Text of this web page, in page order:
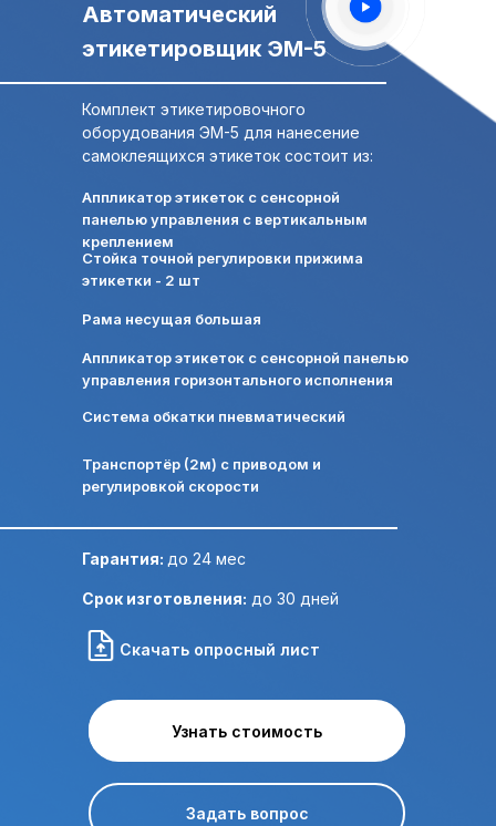
этикетировочного оборудования
zakaz@praktikm.ru
+7 (495) 677-97-37
Скачать опросный лист
Комплект этикетировочного
оборудования ЭМ-5 для нанесение
самоклеящихся этикеток состоит из:
Срок изготовления: до 30 дней
Аппликатор этикеток с сенсорной
панелью управления с вертикальным
креплением
Стойка точной регулировки прижима
этикетки - 2 шт
Рама несущая большая
Автоматический
этикетировщик ЭМ-5
Гарантия: до 24 мес
Задать вопрос
Узнать стоимость
Узнать стоимость
Аппликатор этикеток с сенсорной панелью
управления горизонтального исполнения
Транспортёр (2м) с приводом и
регулировкой скорости
Система обкатки пневматический